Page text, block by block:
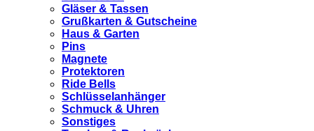
Gläser & Tassen
Grußkarten & Gutscheine
Haus & Garten
Pins
Magnete
Protektoren
Ride Bells
Schlüsselanhänger
Schmuck & Uhren
Sonstiges